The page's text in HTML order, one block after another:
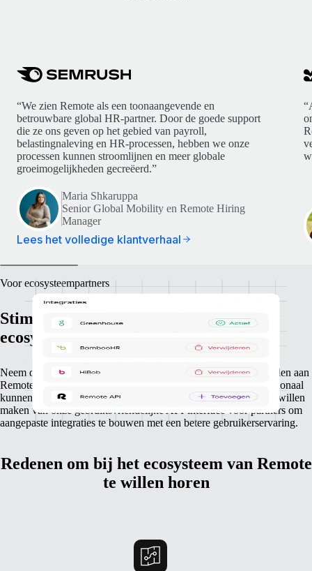
“We zien Remote als een toonaangevende en
betrouwbare global HR-partner. Door de goede support
die ze ons geven op het gebied van payroll,
belastingnaleving en HR-processen, hebben we onze
processen kunnen stroomlijnen en meer globale
groeimogelijkheden gecreëerd.”
Maria Shkaruppa
Senior Global Mobility en Remote Hiring
Manager
Lees het volledige klantverhaal
Voor ecosysteempartners
Stimuleer je groei via ons integratie-
ecosysteem
Neem deel aan ons partner-ecosysteem om je platform te koppelen aan
Remote. Bied integraties waarmee je klanten makkelijk internationaal
kunnen uitbreiden. Er is geen limiet voor bedrijven die gebruik willen
maken van onze gebruiksvriendelijke API-interface voor partners om
aangepaste integraties te bouwen met een betere gebruikerservaring.
Redenen om bij het ecosysteem van Remote
te willen horen